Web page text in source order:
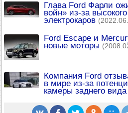
Глава Ford Фарли
войн» из-за
электрокаров
Ford Escape и
новые моторы
Компания Ford
в мире из-за
камеры заднего вида